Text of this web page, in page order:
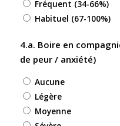
Fréquent (34-66%)
Habituel (67-100%)
4.a. Boire en
de peur / anxiété)
Aucune
Légère
Moyenne